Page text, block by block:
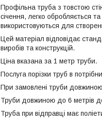
Профільна труба з товстою
січення, легко обробляється
використовуються для
Цей матеріал відповідає
виробів та конструкцій.
Ціна вказана за 1 метр труби.
Послуга порізки труб в
При замовлені труби
Труби довжиною до 6 метрів
Труба при відправці має